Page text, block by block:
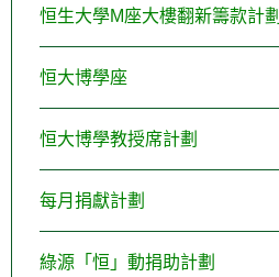
恒生大學M座大樓翻新籌款計劃
恒大博學座
恒大博學教授席計劃
每月捐獻計劃
綠源「恒」動捐助計劃